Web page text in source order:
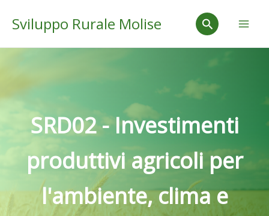
Sviluppo Rurale Molise
Cerca
SRD02 - Investimenti
produttivi agricoli per
l'ambiente, clima e